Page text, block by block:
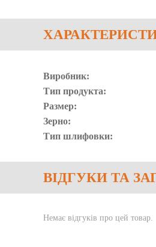
Виробник:
Тип продукта:
Размер:
Зерно:
Тип шлифовки:
ВІДГУКИ ТА
Немає відгуків про цей товар.